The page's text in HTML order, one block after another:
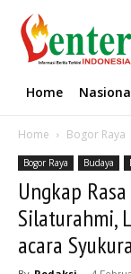
Home
Home Bogor Raya
Bogor Raya Budaya
Ungkap
Silaturahmi,
acara